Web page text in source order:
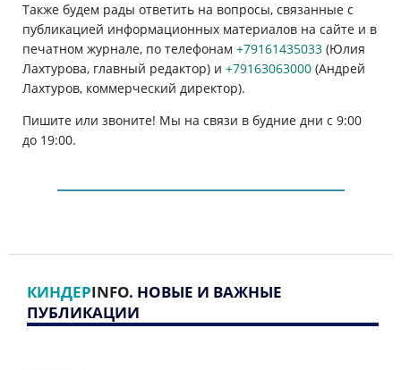
Также будем рады ответить на вопросы, связанные с
публикацией информационных материалов на сайте и в
печатном журнале, по телефонам +79161435033 (Юлия
Лахтурова, главный редактор) и +79163063000 (Андрей
Лахтуров, коммерческий директор).
Пишите или звоните! Мы на связи в будние дни с 9:00
до 19:00.
КИНДЕРINFO. НОВЫЕ И ВАЖНЫЕ
ПУБЛИКАЦИИ